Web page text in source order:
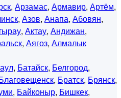
, Арзамас, Армавир, Артём,
, Азов, Анапа, Абовян,
, Актау, Андижан,
, Аягоз, Алмалык
, Батайск, Белгород,
, Братск, Брянск,
, Байконыр, Бишкек,